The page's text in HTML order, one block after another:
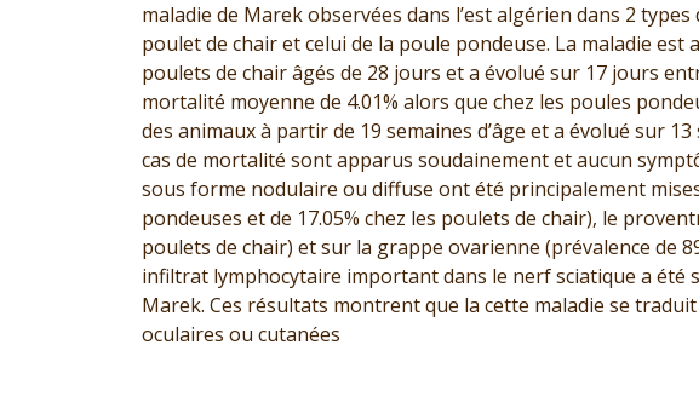
maladie de Marek observées dans l’est algérien dans 2 types
poulet de chair et celui de la poule pondeuse. La maladie est
poulets de chair âgés de 28 jours et a évolué sur 17 jours
mortalité moyenne de 4.01% alors que chez les poules
des animaux à partir de 19 semaines d’âge et a évolué sur
cas de mortalité sont apparus soudainement et aucun
sous forme nodulaire ou diffuse ont été principalement
pondeuses et de 17.05% chez les poulets de chair), le
poulets de chair) et sur la grappe ovarienne (prévalence de
infiltrat lymphocytaire important dans le nerf sciatique a été
Marek. Ces résultats montrent que la cette maladie se
oculaires ou cutanées